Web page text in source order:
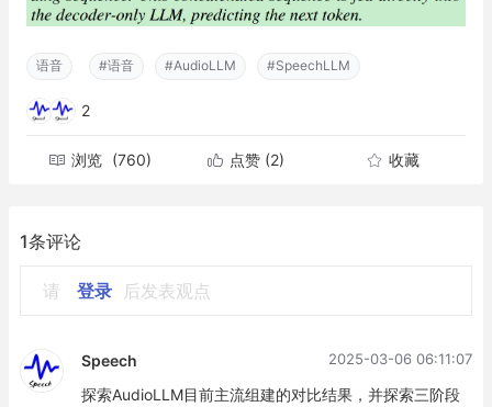
语音 #语音 #AudioLLM #SpeechLLM
2
浏览 (760) 点赞 (2) 收藏
1条评论
请 登录 后发表观点
Speech 2025-03-06 06:11:07
探索AudioLLM目前主流组建的对比结果，并探索三阶段